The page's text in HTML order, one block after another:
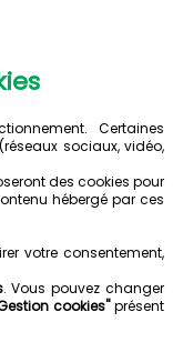
Certaines
sociaux, vidéo,
des cookies pour
hébergé par ces
votre consentement,
. Vous pouvez changer
cookies"présent